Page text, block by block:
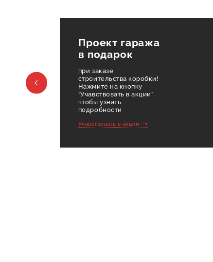
Проект гаража
в подарок
при заказе
строительства коробки!
Нажмите на кнопку
“Учавствовать в акции”
чтобы узнать
подробности
Учавствовать в акции